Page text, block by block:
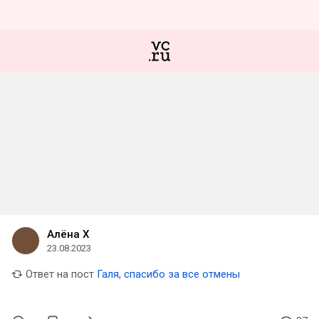
Алёна Х
23.08.2023
Ответ на пост Галя, спасибо за все отмены